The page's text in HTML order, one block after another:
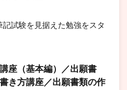
試験を見据えた勉強をスタ
座（基本編）／出願書
き方講座／出願書類の作